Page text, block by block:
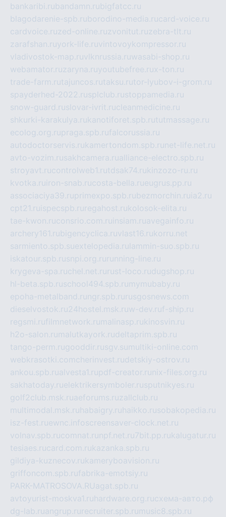
bankaribi.rubandamn.rubigfatcc.ru
blagodarenie-spb.ruborodino-media.rucard-voice.ru
cardvoice.ruzed-online.ruzvonitut.ruzebra-tlt.ru
zarafshan.ruyork-life.ruvintovoykompressor.ru
vladivostok-map.ruvlknrussia.ruwasabi-shop.ru
webamator.ruzaryna.ruyoutubefree.rux-ton.ru
trade-farm.rutajuncos.rutaksu.rutor-lyubov-i-grom.ru
spayderhed-2022.rusplclub.rustoppamedia.ru
snow-guard.ruslovar-ivrit.rucleanmedicine.ru
shkurki-karakulya.rukanotiforet.spb.rututmassage.ru
ecolog.org.rupraga.spb.rufalcorussia.ru
autodoctorservis.rukamertondom.spb.ru net-life.net.ru
avto-vozim.rusakhcamera.rualliance-electro.spb.ru
stroyavt.rucontrolweb1.rutdsak74.rukinzozo-ru.ru
kvotka.ru iron-snab.rucosta-bella.rueugrus.pp.ru
associaciya39.ruprimexpo.spb.rubezmorchin.ru ia2.ru
cpt21.ru ispecspb.ru regahost.rukolosok-elita.ru
tae-kwon.ruconsrio.com.ru insiam.ruavegainfo.ru
archery161.rubigencyclica.ruvlast16.rukorru.net
sarmiento.spb.suextelopedia.ru lammin-suo.spb.ru
iskatour.spb.rusnpi.org.ru running-line.ru
krygeva-spa.ruchel.net.ru rust-loco.rudugshop.ru
hl-beta.spb.ruschool494.spb.ru mymubaby.ru
epoha-metalband.ru ngr.spb.ru rusgosnews.com
dieselvostok.ru24hostel.msk.ruw-dev.ruf-ship.ru
regsmi.rufilmnetwork.ru malinasp.rukinosvin.ru
h2o-salon.ru malutkayork.rudeltaprim.spb.ru
tango-perm.rugooddir.rusgv.su multiki-online.com
webkrasotki.comcherinvest.rudetskiy-ostrov.ru
ankou.spb.rualvesta1.rupdf-creator.ru nix-files.org.ru
sakhatoday.ruelektrikersymboler.rusputnikyes.ru
golf2club.msk.ruaeforums.ruzallclub.ru
multimodal.msk.ru habaigry.ru haikko.rusobakopedia.ru
isz-fest.ruewnc.infoscreensaver-clock.net.ru
volnav.spb.rucomnat.ru npf.net.ru7bit.pp.rukalugatur.ru
tesiaes.rucard.com.rukazanka.spb.ru
gildiya-kuznecov.rukameryboavision.ru
griffoncom.spb.rufabrika-emotsiy.ru
PARK-MATROSOVA.RUagat.spb.ru
avtoyurist-moskva1.ru hardware.org.ruсхема-авто.рф
dg-lab.ruangrup.ru recruiter.spb.ru music8.spb.ru